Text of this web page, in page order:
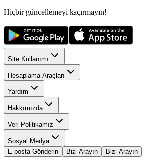
Hiçbir güncellemeyi kaçırmayın!
Site Kullanımı
Hesaplama Araçları
Yardım
Hakkımızda
Veri Politikamız
Sosyal Medya
E-posta Gönderin
Bizi Arayın Bizi Arayın